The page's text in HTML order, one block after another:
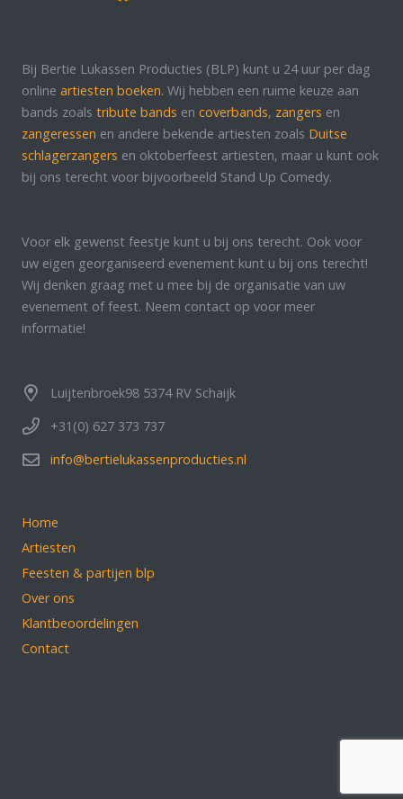
Bij Bertie Lukassen Producties (BLP) kunt u 24 uur per dag
online artiesten boeken. Wij hebben een ruime keuze aan
bands zoals tribute bands en coverbands, zangers en
zangeressen en andere bekende artiesten zoals Duitse
schlagerzangers en oktoberfeest artiesten, maar u kunt ook
bij ons terecht voor bijvoorbeeld Stand Up Comedy.
Voor elk gewenst feestje kunt u bij ons terecht. Ook voor
uw eigen georganiseerd evenement kunt u bij ons terecht!
Wij denken graag met u mee bij de organisatie van uw
evenement of feest. Neem contact op voor meer
informatie!
Luijtenbroek98 5374 RV Schaijk
+31(0) 627 373 737
info@bertielukassenproducties.nl
Home
Artiesten
Feesten & partijen blp
Over ons
Klantbeoordelingen
Contact